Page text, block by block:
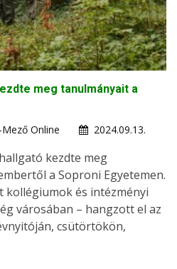
meg tanulmányait a
Online
2024.09.13.
kezdte meg
a Soproni Egyetemen.
kollégiumok és intézményi
városában – hangzott el az
csütörtökön,